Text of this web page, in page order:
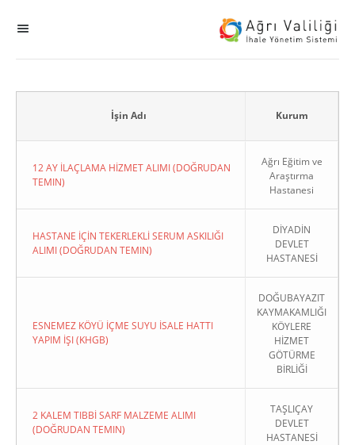
KHGB
İşin Adı Kurum
12 AY İLAÇLAMA HİZMET ALIMI (DOĞRUDAN
TEMIN)
Ağrı Eğitim ve
Araştırma
Hastanesi
HASTANE İÇİN TEKERLEKLİ SERUM ASKILIĞI
ALIMI (DOĞRUDAN TEMIN)
DİYADİN
DEVLET
HASTANESİ
ESNEMEZ KÖYÜ İÇME SUYU İSALE HATTI
YAPIM İŞI (KHGB)
DOĞUBAYAZIT
KAYMAKAMLIĞI
KÖYLERE
HİZMET
GÖTÜRME
BİRLİĞİ
2 KALEM TIBBİ SARF MALZEME ALIMI
(DOĞRUDAN TEMIN)
TAŞLIÇAY
DEVLET
HASTANESİ